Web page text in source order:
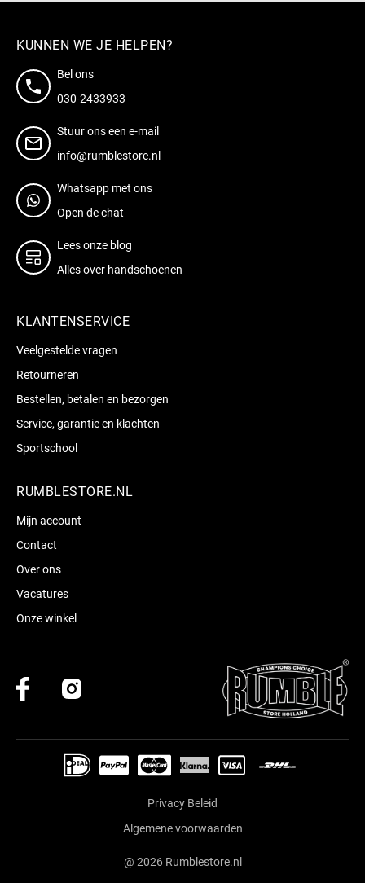
KUNNEN WE JE HELPEN?
Bel ons
030-2433933
Stuur ons een e-mail
info@rumblestore.nl
Whatsapp met ons
Open de chat
Lees onze blog
Alles over handschoenen
KLANTENSERVICE
Veelgestelde vragen
Retourneren
Bestellen, betalen en bezorgen
Service, garantie en klachten
Sportschool
RUMBLESTORE.NL
Mijn account
Contact
Over ons
Vacatures
Onze winkel
@ 2026 Rumblestore.nl
Privacy Beleid
Algemene voorwaarden